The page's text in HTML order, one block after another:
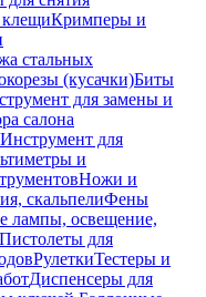
Кримперы и
стальных
(кусачки)Биты
для замены и
салона
Инструмент для
и
Ножи и
скальпелиФены
лампы, освещение,
Пистолеты для
РулеткиТестеры и
Диспенсеры для